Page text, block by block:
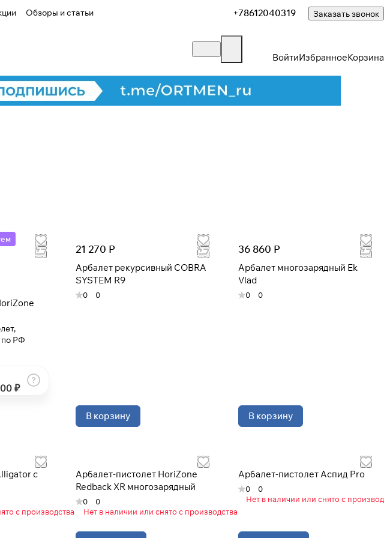
Обзоры и статьи +78612040319 Заказать звонок
ВойтиИзбранноеКорзина
по РФ
₽
21 270 Р
Арбалет рекурсивный COBRA
SYSTEM R9
0 0
В корзину
36 860 Р
Арбалет многозарядный Ek
Vlad
0 0
В корзину
с
с производства
Арбалет-пистолет HoriZone
Redback XR многозарядный
0
0
Нет в наличии или снято с производства
Арбалет-пистолет Аспид Pro
0
0
Нет в наличии или снято с